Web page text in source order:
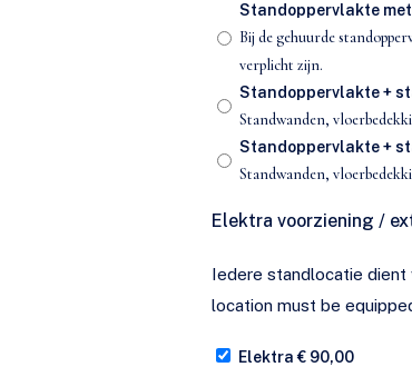
Standoppervlakte
Bij de gehuurde
verplicht zijn.
Standoppervlakte +
Standwanden,
Standoppervlakte +
Standwanden,
Elektra voorziening /
Iedere standlocatie dient
location must be
Elektra € 90,00